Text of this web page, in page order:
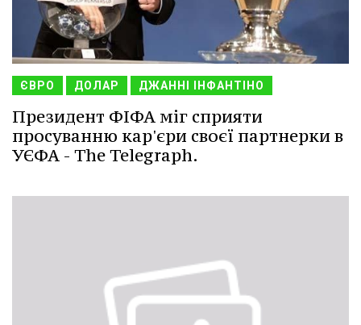
ЄВРО ДОЛАР ДЖАННІ ІНФАНТІНО
Президент ФІФА міг сприяти
просуванню кар'єри своєї партнерки в
УЄФА - The Telegraph.